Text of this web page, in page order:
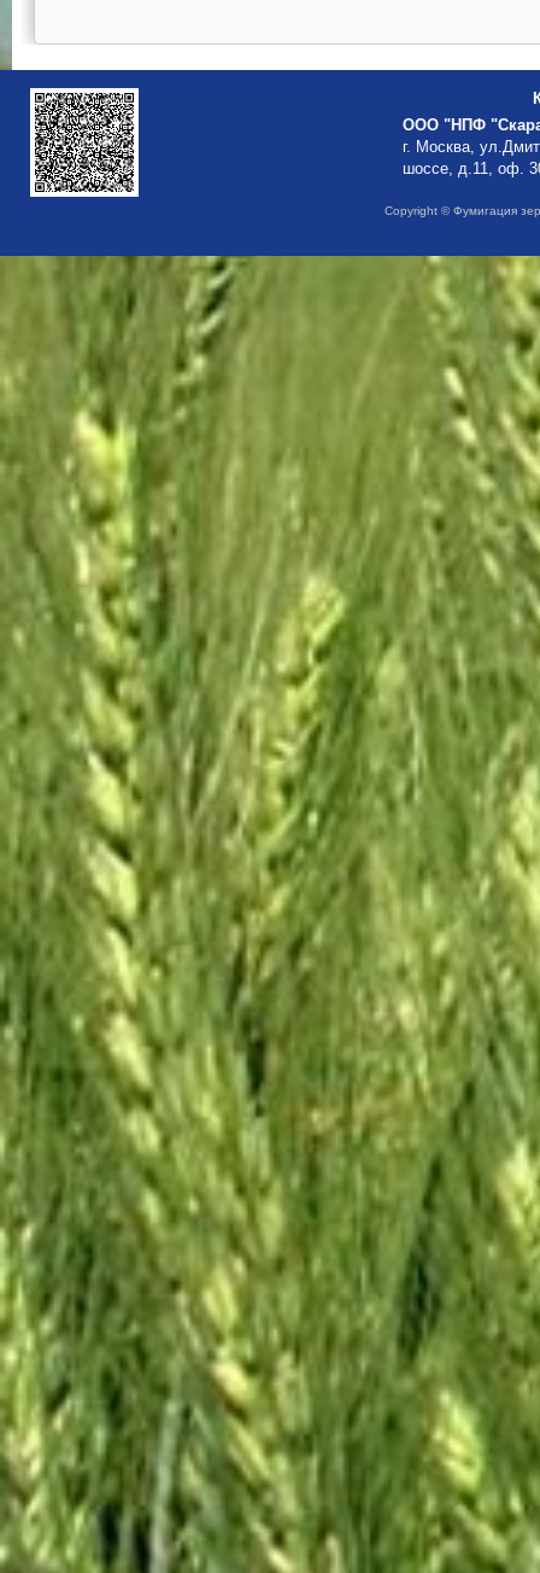
ООО "НПФ
г. Москва,
шоссе, д.11, оф.
Copyright © Фумигация